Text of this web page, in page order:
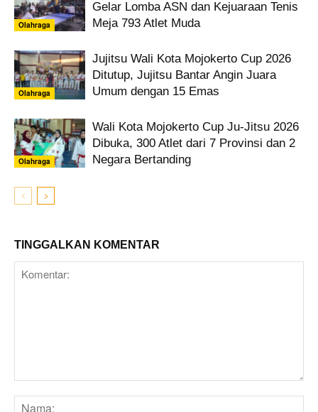
Olahraga
Gelar Lomba ASN dan Kejuaraan Tenis
Meja 793 Atlet Muda
Olahraga
Jujitsu Wali Kota Mojokerto Cup 2026
Ditutup, Jujitsu Bantar Angin Juara
Umum dengan 15 Emas
Olahraga
Wali Kota Mojokerto Cup Ju-Jitsu 2026
Dibuka, 300 Atlet dari 7 Provinsi dan 2
Negara Bertanding
TINGGALKAN KOMENTAR